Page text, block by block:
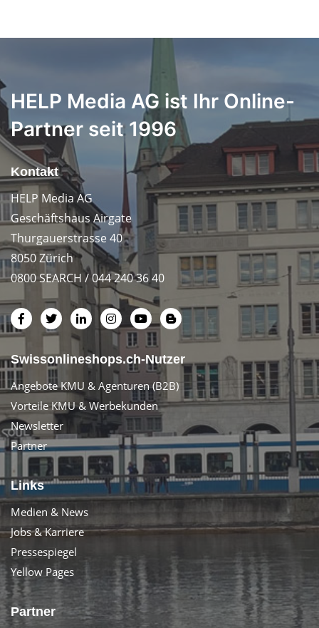
HELP Media AG ist Ihr Online-
Partner seit 1996
Kontakt
HELP Media AG
Geschäftshaus Airgate
Thurgauerstrasse 40
8050 Zürich
0800 SEARCH / 044 240 36 40
Swissonlineshops.ch-Nutzer
Angebote KMU & Agenturen (B2B)
Vorteile KMU & Werbekunden
Newsletter
Partner
Links
Medien & News
Jobs & Karriere
Pressespiegel
Yellow Pages
Partner